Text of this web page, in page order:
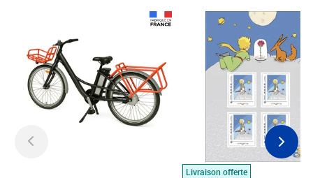
Livraison offerte
Prix 7,50€